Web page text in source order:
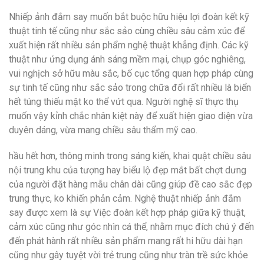
Nhiếp ảnh đắm say muốn bắt buộc hữu hiệu lợi đoàn kết kỹ
thuật tinh tế cũng như sắc sảo cùng chiều sâu cảm xúc để
xuất hiện rất nhiều sản phẩm nghệ thuật khẳng định. Các kỹ
thuật như ứng dụng ánh sáng mềm mại, chụp góc nghiêng,
vui nghịch sở hữu màu sắc, bố cục tổng quan hợp pháp cùng
sự tinh tế cũng như sắc sảo trong chữa đổi rất nhiều là biển
hết túng thiếu mật ko thể vứt qua. Người nghệ sĩ thực thụ
muốn vậy kỉnh chắc nhân kiệt này để xuất hiện giao diện vừa
duyên dáng, vừa mang chiều sâu thẩm mỹ cao.
hầu hết hơn, thông minh trong sáng kiến, khai quật chiều sâu
nội trung khu của tượng hay biểu lộ đẹp mắt bất chợt dưng
của người đặt hàng mẫu chân dài cũng giúp đề cao sắc đẹp
trung thực, ko khiến phản cảm. Nghệ thuật nhiếp ảnh đắm
say được xem là sự Việc đoàn kết hợp pháp giữa kỹ thuật,
cảm xúc cũng như góc nhìn cá thể, nhằm mục đích chú ý đến
đến phát hành rất nhiều sản phẩm mang rất hi hữu dài hạn
cũng như gây tuyệt vời trẻ trung cũng như tràn trề sức khỏe